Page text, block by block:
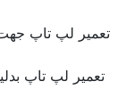
لپ تاپ بدلیل